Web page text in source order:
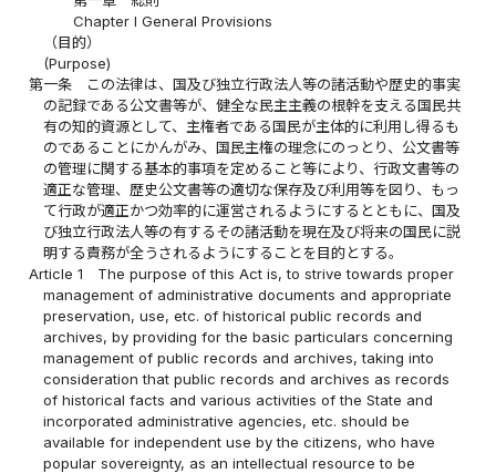
Chapter I General Provisions
（目的）
(Purpose)
第一条
この法律は、国及び独立行政法人等の諸活動や歴史的事実
の記録である公文書等が、健全な民主主義の根幹を支える国民共
有の知的資源として、主権者である国民が主体的に利用し得るも
のであることにかんがみ、国民主権の理念にのっとり、公文書等
の管理に関する基本的事項を定めること等により、行政文書等の
適正な管理、歴史公文書等の適切な保存及び利用等を図り、もっ
て行政が適正かつ効率的に運営されるようにするとともに、国及
び独立行政法人等の有するその諸活動を現在及び将来の国民に説
明する責務が全うされるようにすることを目的とする。
Article 1
The purpose of this Act is, to strive towards proper
management of administrative documents and appropriate
preservation, use, etc. of historical public records and
archives, by providing for the basic particulars concerning
management of public records and archives, taking into
consideration that public records and archives as records
of historical facts and various activities of the State and
incorporated administrative agencies, etc. should be
available for independent use by the citizens, who have
popular sovereignty, as an intellectual resource to be